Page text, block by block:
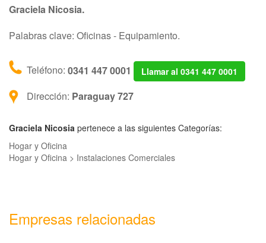
Graciela Nicosia.
Palabras clave: Oficinas - Equipamiento.
Teléfono: 0341 447 0001 Llamar al 0341 447 0001
Dirección: Paraguay 727
Graciela Nicosia pertenece a las siguientes Categorías:
Hogar y Oficina
Hogar y Oficina > Instalaciones Comerciales
Empresas relacionadas